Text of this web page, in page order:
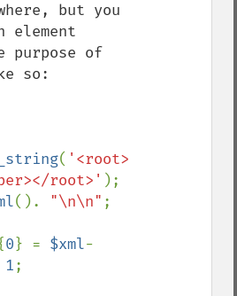
but you
element
purpose of
so:
( '<root>
root>' );
(). "\n\n" ;
0} = $xml-
1;